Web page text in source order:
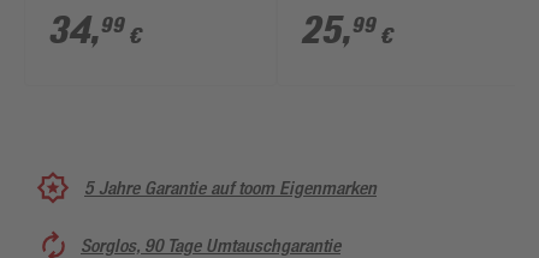
'Cobra®' 250 mm
34,99 €
'Cobra®' grau
atramentiert 150 mm
25,99 €
5 Jahre Garantie auf toom Eigenmarken
Sorglos, 90 Tage Umtauschgarantie